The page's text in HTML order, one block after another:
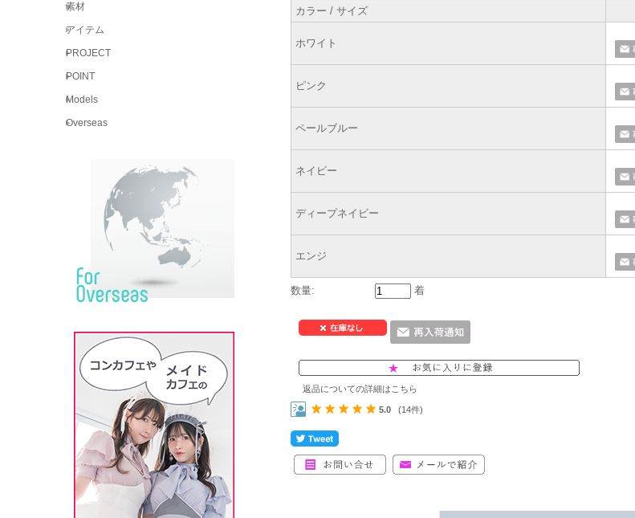
カラー / サイズ
ホワイト
ピンク
ペールブルー
ネイビー
ディープネイビー
エンジ
数量: 着
返品についての詳細はこちら
5.0 (14件)
素材
アイテム
PROJECT
POINT
Models
Overseas